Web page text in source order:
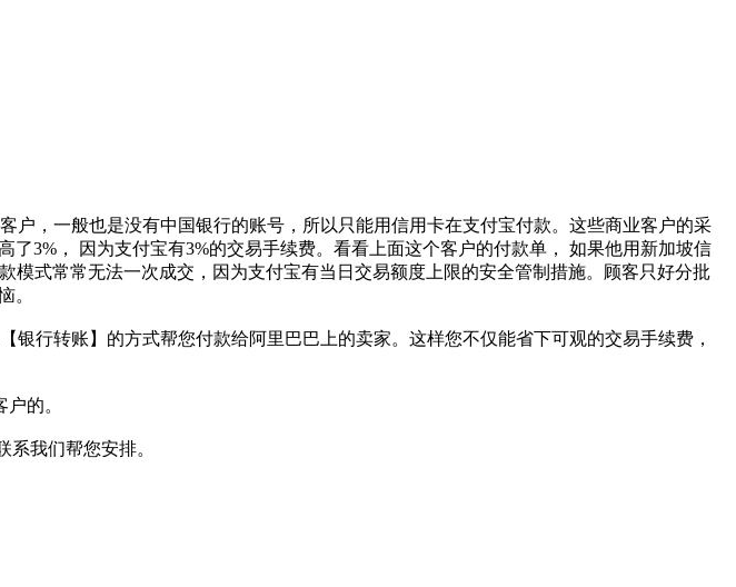
户，一般也是没有中国银行的账号，所以只能用信用卡在支付宝付款。这些商业客户的采
3%， 因为支付宝有3%的交易手续费。看看上面这个客户的付款单， 如果他用新加坡信
模式常常无法一次成交，因为支付宝有当日交易额度上限的安全管制措施。顾客只好分批
。
银行转账】的方式帮您付款给阿里巴巴上的卖家。这样您不仅能省下可观的交易手续费，
的。
系我们帮您安排。